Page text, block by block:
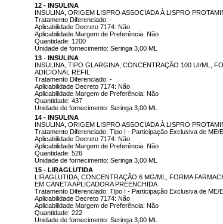
12 - INSULINA
INSULINA, ORIGEM LISPRO ASSOCIADA À LISPRO
Tratamento Diferenciado: -
Aplicabilidade Decreto 7174: Não
Aplicabilidade Margem de Preferência: Não
Quantidade: 1200
Unidade de fornecimento: Seringa 3,00 ML
13 - INSULINA
INSULINA, TIPO GLARGINA, CONCENTRAÇÃO 100 UI/ML,
ADICIONAL REFIL
Tratamento Diferenciado: -
Aplicabilidade Decreto 7174: Não
Aplicabilidade Margem de Preferência: Não
Quantidade: 437
Unidade de fornecimento: Seringa 3,00 ML
14 - INSULINA
INSULINA, ORIGEM LISPRO ASSOCIADA À LISPRO
Tratamento Diferenciado: Tipo I - Participação Exclusiva de ME/
Aplicabilidade Decreto 7174: Não
Aplicabilidade Margem de Preferência: Não
Quantidade: 526
Unidade de fornecimento: Seringa 3,00 ML
15 - LIRAGLUTIDA
LIRAGLUTIDA, CONCENTRAÇÃO 6 MG/ML, FORMA
EM CANETA APLICADORA PREENCHIDA
Tratamento Diferenciado: Tipo I - Participação Exclusiva de ME/
Aplicabilidade Decreto 7174: Não
Aplicabilidade Margem de Preferência: Não
Quantidade: 222
Unidade de fornecimento: Seringa 3,00 ML